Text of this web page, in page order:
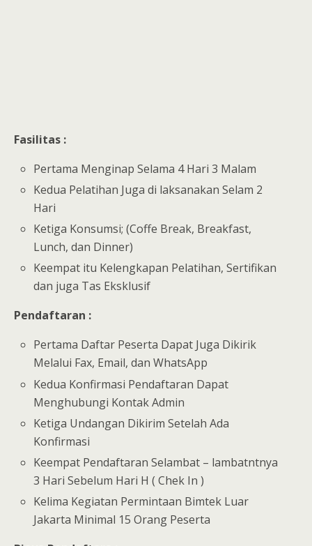
Fasilitas :
Pertama Menginap Selama 4 Hari 3 Malam
Kedua Pelatihan Juga di laksanakan Selam 2
Hari
Ketiga Konsumsi; (Coffe Break, Breakfast,
Lunch, dan Dinner)
Keempat itu Kelengkapan Pelatihan, Sertifikan
dan juga Tas Eksklusif
Pendaftaran :
Pertama Daftar Peserta Dapat Juga Dikirik
Melalui Fax, Email, dan WhatsApp
Kedua Konfirmasi Pendaftaran Dapat
Menghubungi Kontak Admin
Ketiga Undangan Dikirim Setelah Ada
Konfirmasi
Keempat Pendaftaran Selambat – lambatntnya
3 Hari Sebelum Hari H ( Chek In )
Kelima Kegiatan Permintaan Bimtek Luar
Jakarta Minimal 15 Orang Peserta